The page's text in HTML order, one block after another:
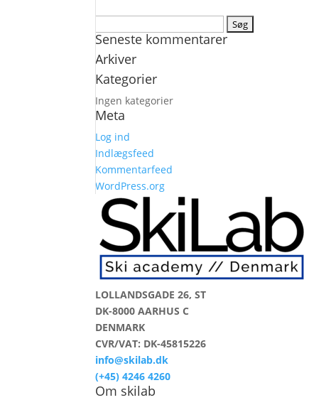
efter:
Seneste kommentarer
Arkiver
Kategorier
Ingen kategorier
Meta
Log ind
Indlægsfeed
Kommentarfeed
WordPress.org
LOLLANDSGADE 26, ST
DK-8000 AARHUS C
DENMARK
CVR/VAT: DK-45815226
info@skilab.dk
(+45) 4246 4260
Om skilab